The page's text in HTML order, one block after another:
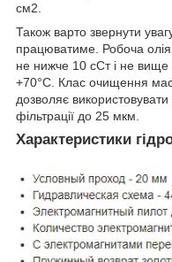
см2.
Також варто звернути
працюватиме. Робоча олія
не нижче 10 сСт і не вище
+70°С. Клас очищення
дозволяє
фільтрації до 25 мкм.
Характеристики